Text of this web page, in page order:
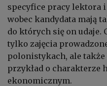
specyfice pracy lektora
wobec kandydata mają
do których się on udaje.
tylko zajęcia
polonistykach, ale
przykład o charakterze
ekonomicznym.